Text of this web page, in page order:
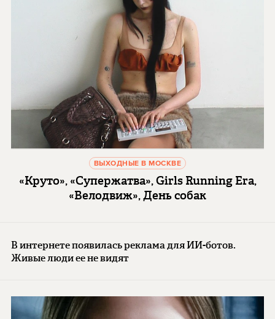
ВЫХОДНЫЕ В МОСКВЕ
«Круто», «Супержатва», Girls Running Era,
«Велодвиж», День собак
В интернете появилась реклама для ИИ-ботов.
Живые люди ее не видят